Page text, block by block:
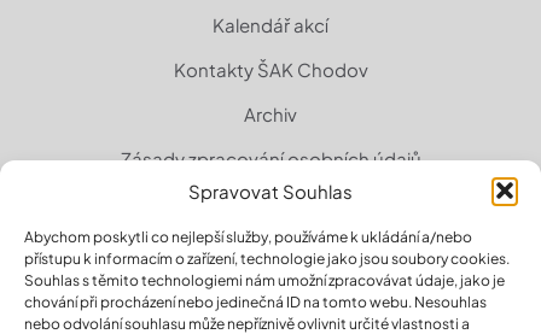
Spravovat Souhlas
Abychom poskytli co nejlepší služby, používáme k ukládání a/nebo
přístupu k informacím o zařízení, technologie jako jsou soubory cookies.
Souhlas s těmito technologiemi nám umožní zpracovávat údaje, jako je
chování při procházení nebo jedinečná ID na tomto webu. Nesouhlas
nebo odvolání souhlasu může nepříznivě ovlivnit určité vlastnosti a
Kalendář akcí
Kontakty ŠAK Chodov
Archiv
Zásady zpracování osobních údajů
Zásady cookies (EU)